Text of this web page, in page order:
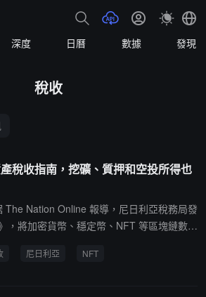
深度 日曆 數據 發現
稅收
稅收指南，挖礦、質押和空投所得也
The Nation Online 報導，尼日利亞稅務局發
，將加密貨幣、穩定幣、NFT 等區塊鏈數字
NFT 等資產的收益徵稅提供了首個詳細框
尼日利亞 NFT